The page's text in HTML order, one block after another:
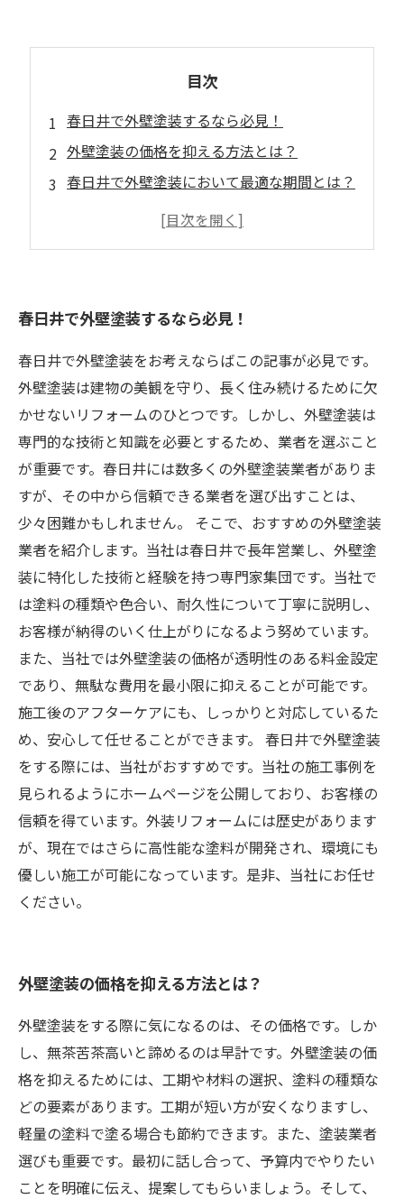
目次
春日井で外壁塗装するなら必見！
外壁塗装の価格を抑える方法とは？
春日井で外壁塗装において最適な期間とは？
外壁塗装の施工方法とは？
春日井で外壁塗装するなら必見！
春日井で外壁塗装をお考えならばこの記事が必見です。
外壁塗装は建物の美観を守り、長く住み続けるために欠
かせないリフォームのひとつです。しかし、外壁塗装は
専門的な技術と知識を必要とするため、業者を選ぶこと
が重要です。春日井には数多くの外壁塗装業者がありま
すが、その中から信頼できる業者を選び出すことは、
少々困難かもしれません。 そこで、おすすめの外壁塗装
業者を紹介します。当社は春日井で長年営業し、外壁塗
装に特化した技術と経験を持つ専門家集団です。当社で
は塗料の種類や色合い、耐久性について丁寧に説明し、
お客様が納得のいく仕上がりになるよう努めています。
また、当社では外壁塗装の価格が透明性のある料金設定
であり、無駄な費用を最小限に抑えることが可能です。
施工後のアフターケアにも、しっかりと対応しているた
め、安心して任せることができます。 春日井で外壁塗装
をする際には、当社がおすすめです。当社の施工事例を
見られるようにホームページを公開しており、お客様の
信頼を得ています。外装リフォームには歴史があります
が、現在ではさらに高性能な塗料が開発され、環境にも
優しい施工が可能になっています。是非、当社にお任せ
ください。
外壁塗装の価格を抑える方法とは？
外壁塗装をする際に気になるのは、その価格です。しか
し、無茶苦茶高いと諦めるのは早計です。外壁塗装の価
格を抑えるためには、工期や材料の選択、塗料の種類な
どの要素があります。工期が短い方が安くなりますし、
軽量の塗料で塗る場合も節約できます。また、塗装業者
選びも重要です。最初に話し合って、予算内でやりたい
ことを明確に伝え、提案してもらいましょう。そして、